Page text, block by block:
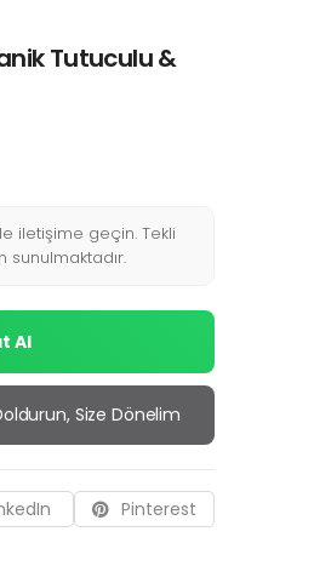
Tutuculu &
iletişime geçin. Tekli
sunulmaktadır.
Al
Size Dönelim
Pinterest